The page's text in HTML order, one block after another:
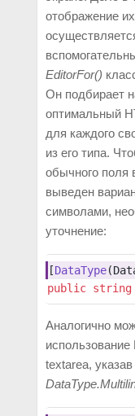
отображение
EditorFor()
Он подбирает
оптимальный
для каждого
из его типа.
обычного поля
выведен
символами,
уточнение:
[DataType
public string
Аналогично
textarea, указав